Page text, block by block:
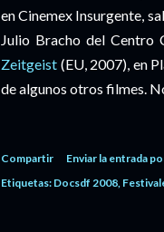
en Cinemex Insurgente,
Julio Bracho del Centro
Zeitgeist (EU, 2007), en
de algunos otros filmes.
Compartir
Enviar la entrada
Etiquetas: Docsdf 2008